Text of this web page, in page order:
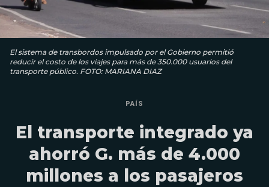
El sistema de transbordos impulsado por el Gobierno permitió
reducir el costo de los viajes para más de 350.000 usuarios del
transporte público. FOTO: MARIANA DIAZ
PAÍS
El transporte integrado ya
ahorró G. más de 4.000
millones a los pasajeros